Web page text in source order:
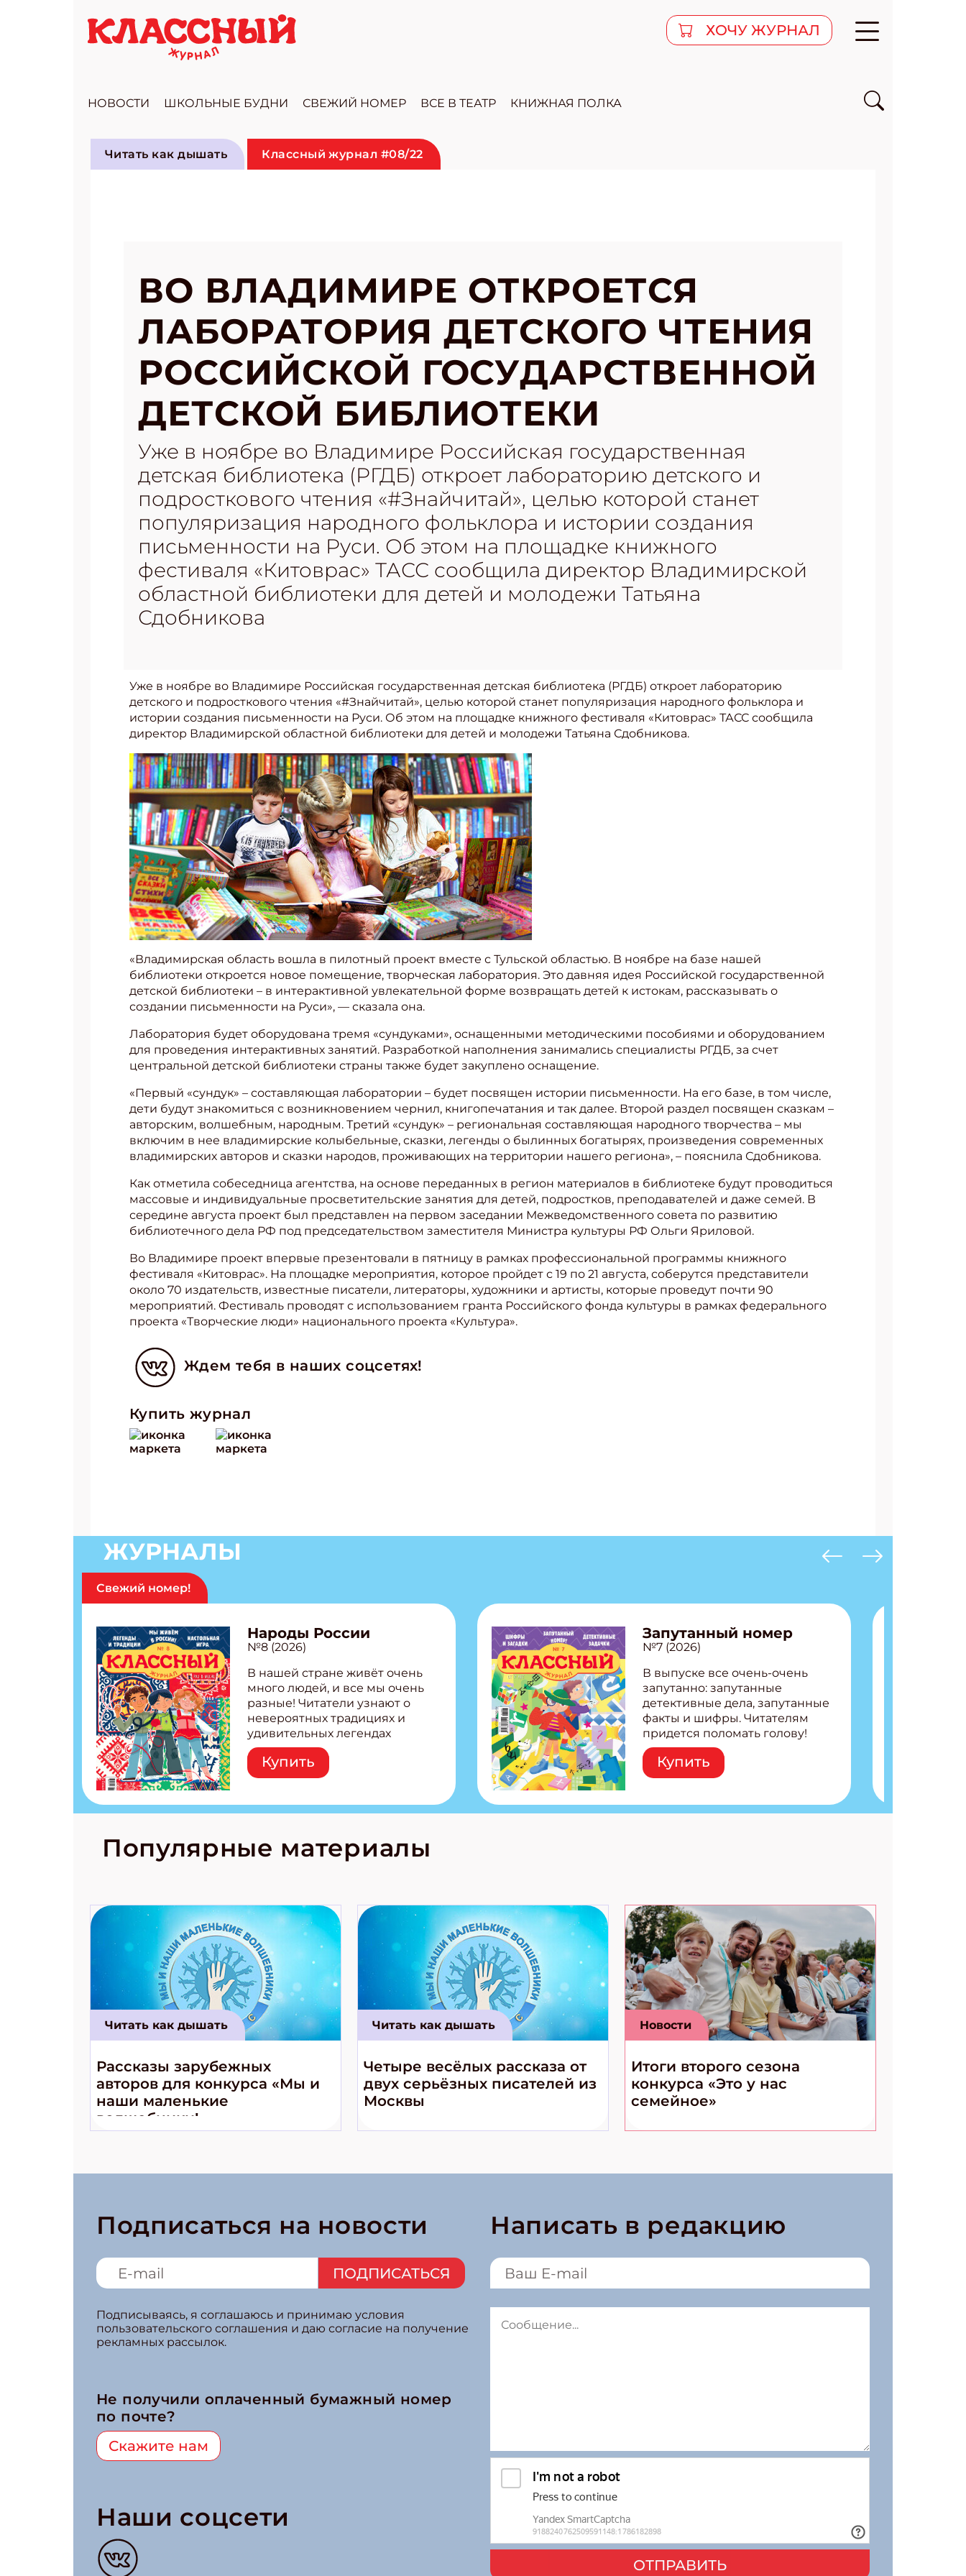
ХОЧУ ЖУРНАЛ
НОВОСТИ ШКОЛЬНЫЕ БУДНИ СВЕЖИЙ НОМЕР ВСЕ В ТЕАТР КНИЖНАЯ ПОЛКА
Читать как дышать Классный журнал #08/22
ВО ВЛАДИМИРЕ ОТКРОЕТСЯ
ЛАБОРАТОРИЯ ДЕТСКОГО ЧТЕНИЯ
РОССИЙСКОЙ ГОСУДАРСТВЕННОЙ
ДЕТСКОЙ БИБЛИОТЕКИ
Уже в ноябре во Владимире Российская государственная
детская библиотека (РГДБ) откроет лабораторию детского и
подросткового чтения «#Знайчитай», целью которой станет
популяризация народного фольклора и истории создания
письменности на Руси. Об этом на площадке книжного
фестиваля «Китоврас» ТАСС сообщила директор Владимирской
областной библиотеки для детей и молодежи Татьяна
Сдобникова
Уже в ноябре во Владимире Российская государственная детская библиотека (РГДБ) откроет лабораторию
детского и подросткового чтения «#Знайчитай», целью которой станет популяризация народного фольклора и
истории создания письменности на Руси. Об этом на площадке книжного фестиваля «Китоврас» ТАСС сообщила
директор Владимирской областной библиотеки для детей и молодежи Татьяна Сдобникова.
«Владимирская область вошла в пилотный проект вместе с Тульской областью. В ноябре на базе нашей
библиотеки откроется новое помещение, творческая лаборатория. Это давняя идея Российской государственной
детской библиотеки – в интерактивной увлекательной форме возвращать детей к истокам, рассказывать о
создании письменности на Руси», — сказала она.
Лаборатория будет оборудована тремя «сундуками», оснащенными методическими пособиями и оборудованием
для проведения интерактивных занятий. Разработкой наполнения занимались специалисты РГДБ, за счет
центральной детской библиотеки страны также будет закуплено оснащение.
«Первый «сундук» – составляющая лаборатории – будет посвящен истории письменности. На его базе, в том числе,
дети будут знакомиться с возникновением чернил, книгопечатания и так далее. Второй раздел посвящен сказкам –
авторским, волшебным, народным. Третий «сундук» – региональная составляющая народного творчества – мы
включим в нее владимирские колыбельные, сказки, легенды о былинных богатырях, произведения современных
владимирских авторов и сказки народов, проживающих на территории нашего региона», – пояснила Сдобникова.
Как отметила собеседница агентства, на основе переданных в регион материалов в библиотеке будут проводиться
массовые и индивидуальные просветительские занятия для детей, подростков, преподавателей и даже семей. В
середине августа проект был представлен на первом заседании Межведомственного совета по развитию
библиотечного дела РФ под председательством заместителя Министра культуры РФ Ольги Яриловой.
Во Владимире проект впервые презентовали в пятницу в рамках профессиональной программы книжного
фестиваля «Китоврас». На площадке мероприятия, которое пройдет с 19 по 21 августа, соберутся представители
около 70 издательств, известные писатели, литераторы, художники и артисты, которые проведут почти 90
мероприятий. Фестиваль проводят с использованием гранта Российского фонда культуры в рамках федерального
проекта «Творческие люди» национального проекта «Культура».
Ждем тебя в наших соцсетях!
Купить журнал
ЖУРНАЛЫ
Свежий номер!
Народы России
№8 (2026)
В нашей стране живёт очень
много людей, и все мы очень
разные! Читатели узнают о
невероятных традициях и
удивительных легендах
народов России! Внутри:
Легенды татар, башкир и
бурятов Настольная игра
странные слова Традиционные
космические приключения!
Купить
Запутанный номер
№7 (2026)
В выпуске все очень-очень
запутанно: запутанные
детективные дела, запутанные
факты и шифры. Читателям
придется поломать голову!
Внутри: Шифры и
расшифровки Плетем
запутанные поделки
Ищем коды 3 комикса
Купить
Популярные материалы
Читать как дышать
Рассказы зарубежных
авторов для конкурса «Мы и
наши маленькие
волшебники!»
Читать как дышать
Четыре весёлых рассказа от
двух серьёзных писателей из
Москвы
Новости
Итоги второго сезона
конкурса «Это у нас
семейное»
Подписаться на новости
ПОДПИСАТЬСЯ
Подписываясь, я соглашаюсь и принимаю условия
пользовательского соглашения и даю согласие на получение
рекламных рассылок.
Не получили оплаченный бумажный номер
по почте?
Скажите нам
Наши соцсети
Написать в редакцию
ОТПРАВИТЬ